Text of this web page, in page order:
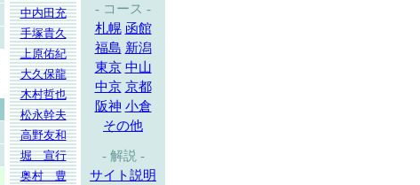
中内田充
手塚貴久
上原佑紀
大久保龍
木村哲也
松永幹夫
高野友和
堀 宣行
奥村 豊
- コース -
札幌 函館
福島 新潟
東京 中山
中京 京都
阪神 小倉
その他
- 解説 -
サイト説明